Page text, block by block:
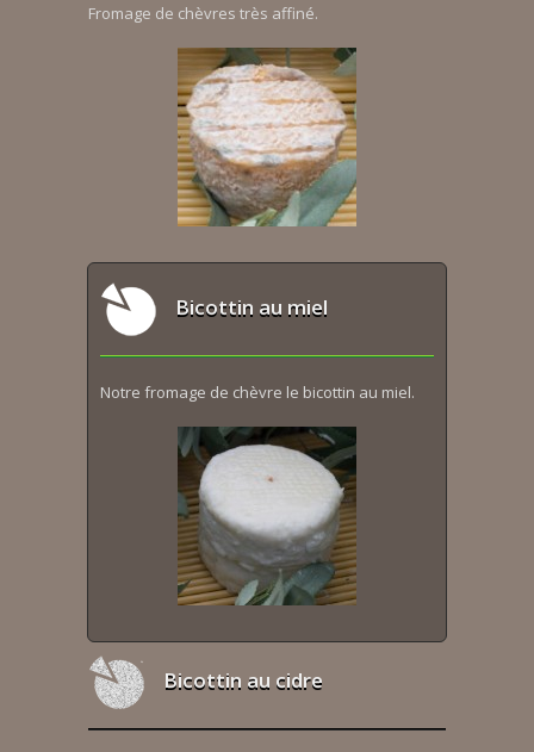
Fromage de chèvres très affiné.
Bicottin au miel
Notre fromage de chèvre le bicottin au miel.
Bicottin au cidre